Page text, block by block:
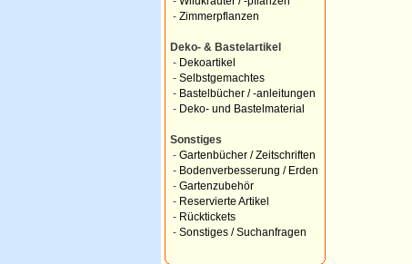
- Zimmerpflanzen
Deko- & Bastelartikel
- Dekoartikel
- Selbstgemachtes
- Bastelbücher / -anleitungen
- Deko- und Bastelmaterial
Sonstiges
- Gartenbücher / Zeitschriften
- Bodenverbesserung / Erden
- Gartenzubehör
- Reservierte Artikel
- Rücktickets
- Sonstiges / Suchanfragen